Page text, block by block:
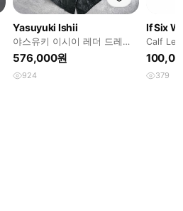
Yasuyuki Ishii
야스유키 이시이 레더 드레이
프 코트
576,000원
924
If Six
Calf
379